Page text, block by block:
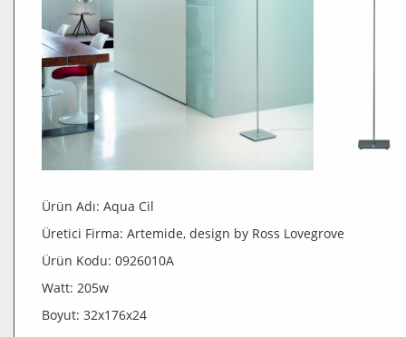
Ürün Adı: Aqua Cil
Üretici Firma: Artemide, design by Ross Lovegrove
Ürün Kodu: 0926010A
Watt: 205w
Boyut: 32x176x24